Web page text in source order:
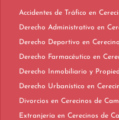
Accidentes de
Derecho
Derecho Deportivo
Derecho
Derecho
Divorcios en Cerecinos de
Extranjería en Cerecinos de